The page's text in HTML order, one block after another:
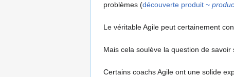
problèmes (découverte produit ~
Le véritable Agile peut certainement
Mais cela soulève la question de
Certains coachs Agile ont une solide